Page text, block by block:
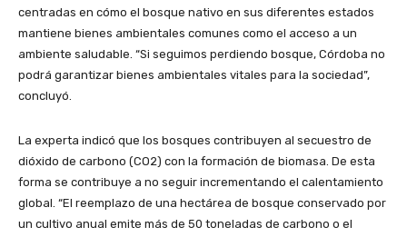
centradas en cómo el bosque nativo en sus diferentes estados
mantiene bienes ambientales comunes como el acceso a un
ambiente saludable. “Si seguimos perdiendo bosque, Córdoba no
podrá garantizar bienes ambientales vitales para la sociedad”,
concluyó.
La experta indicó que los bosques contribuyen al secuestro de
dióxido de carbono (CO2) con la formación de biomasa. De esta
forma se contribuye a no seguir incrementando el calentamiento
global. “El reemplazo de una hectárea de bosque conservado por
un cultivo anual emite más de 50 toneladas de carbono o el